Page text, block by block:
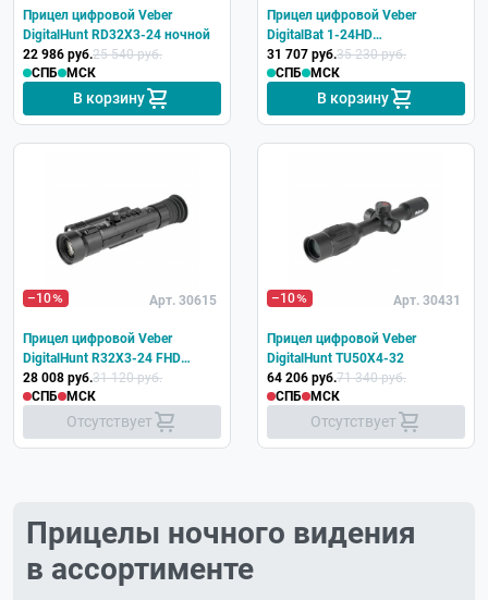
Прицел цифровой Veber
DigitalHunt RD32X3-24 ночной
22 986 руб.25 540 руб.
СПБ
МСК
В корзину
Прицел цифровой Veber
DigitalBat 1-24HD
многофункциональный
31 707 руб.35 230 руб.
СПБ
МСК
В корзину
–10 Арт. 30615
Прицел цифровой Veber
DigitalHunt R32X3-24 FHD
ночной
28 008 руб.31 120 руб.
СПБ
МСК
Отсутствует
–10 Арт. 30431
Прицел цифровой Veber
DigitalHunt TU50X4-32
64 206 руб.71 340 руб.
СПБ
МСК
Отсутствует
Прицелы ночного видения
в ассортименте